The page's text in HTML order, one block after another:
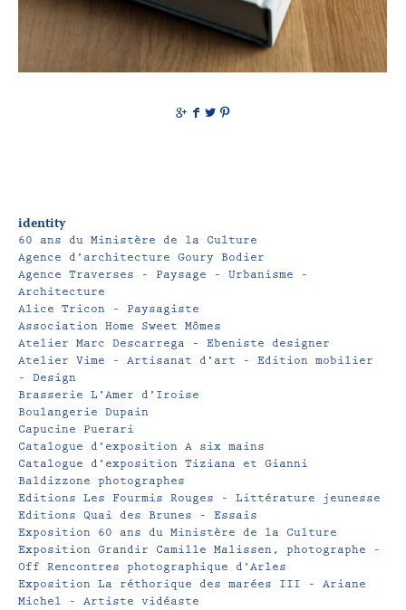
g f t p
identity
60 ans du Ministère de la Culture
Agence d’architecture Goury Bodier
Agence Traverses – Paysage – Urbanisme –
Architecture
Alice Tricon – Paysagiste
Association Home Sweet Mômes
Atelier Marc Descarrega – Ebeniste designer
Atelier Vime – Artisanat d’art – Edition mobilier
– Design
Brasserie L’Amer d’Iroise
Boulangerie Dupain
Capucine Puerari
Catalogue d’exposition A six mains
Catalogue d’exposition Tiziana et Gianni
Baldizzone photographes
Editions Les Fourmis Rouges – Littérature jeunesse
Editions Quai des Brunes – Essais
Exposition 60 ans du Ministère de la Culture
Exposition Grandir Camille Malissen, photographe –
Off Rencontres photographique d’Arles
Exposition La réthorique des marées III – Ariane
Michel – Artiste vidéaste